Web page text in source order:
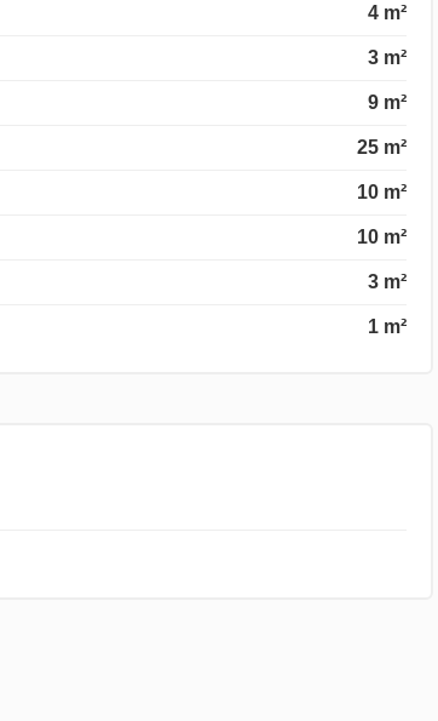
4 m²
3 m²
9 m²
25 m²
10 m²
10 m²
3 m²
1 m²